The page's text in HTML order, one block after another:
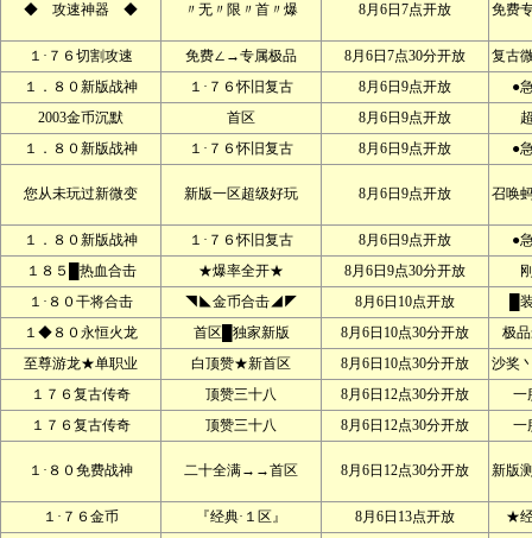
◆ 攻速神器 ◆ 〃无〃限〃首〃爆 8月6日7点开放 免费
１·７６切割攻速 免费∠→专属极品 8月6日7点30分开放
复古
１．８０新版战神
１·７６怀旧复古 8月6日9点开放
●
2003金币沉默
首区 8月6日9点开放
１．８０新版战神
１·７６怀旧复古 8月6日9点开放 ●
您从未玩过新微变 新版一区超级好玩 8月6日9点开放 召唤
１．８０新版战神 １·７６怀旧复古 8月6日9点开放
●
１８５█热血合击
★爆率全开★ 8月6日9点30分开放
１·８０干将合击
◥◣金币合击◢◤ 8月6日10点开放
█
１◆８０永恒火龙
首区█独家新版 8月6日10点30分开放
极
至尊游龙★单职业
白顶赞★新首区 8月6日10点30分开放
沙奖
１７６复古传奇
顶赞三十八 8月6日12点30分开放
一
１７６复古传奇
顶赞三十八 8月6日12点30分开放 一
１·８０免费战神 二十全满→→首区 8月6日12点30分开放 新版
１·７６金币 『经典·１区』 8月6日13点开放
★